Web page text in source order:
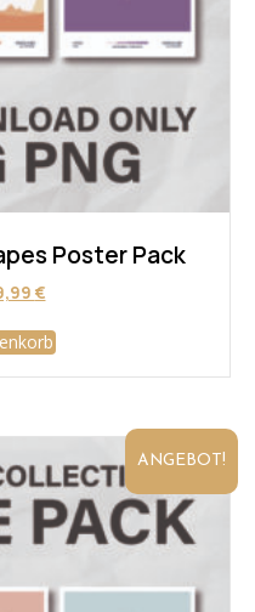
Poster Pack
€Aktueller
ist:
ANGEBOT!